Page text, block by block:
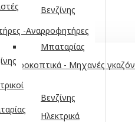
-Αναρροφητήρες
Βενζίνης
Ηλεκτρικοί
Μπαταρίας
Χλοοκοπτικά - Μηχανές γκαζόν
Βενζίνης
Ηλεκτρικά